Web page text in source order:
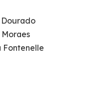
Dourado
Fontenelle